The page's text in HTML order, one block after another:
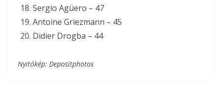
Sergio Agüero – 47
Antoine Griezmann – 45
Didier Drogba – 44
Nyitókép: Depositphotos